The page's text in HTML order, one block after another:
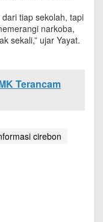
tiap sekolah, tapi
narkoba,
sekali,” ujar Yayat.
Terancam
cirebon